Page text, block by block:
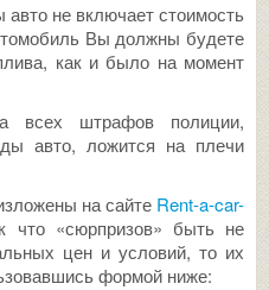
не включает стоимость
Вы должны будете
как и было на момент
штрафов полиции,
авто, ложится на плечи
на сайте Rent-a-car-
что «сюрпризов» быть не
цен и условий, то их
формой ниже: